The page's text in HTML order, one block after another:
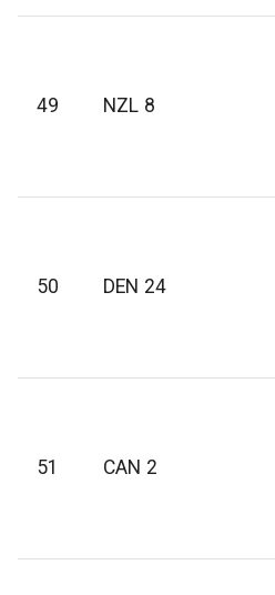
49 NZL 8
50 DEN 24
51 CAN 2